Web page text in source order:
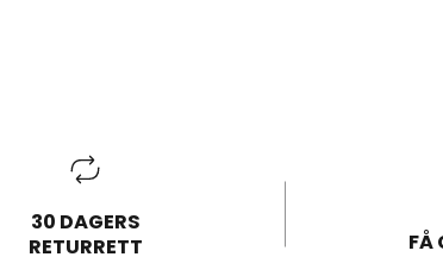
30 DAGERS
RETURRETT
FÅ